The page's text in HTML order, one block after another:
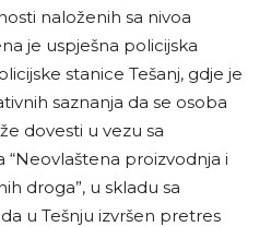
naloženih sa nivoa
je uspješna policijska
stanice Tešanj, gdje je
saznanja da se osoba
dovesti u vezu sa
“Neovlaštena proizvodnja i
droga”, u skladu sa
u Tešnju izvršen pretres